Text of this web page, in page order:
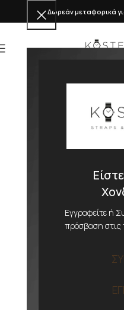
Εγγραφείτε ή
πρόσβαση στις
Δωρεάν μεταφορικά